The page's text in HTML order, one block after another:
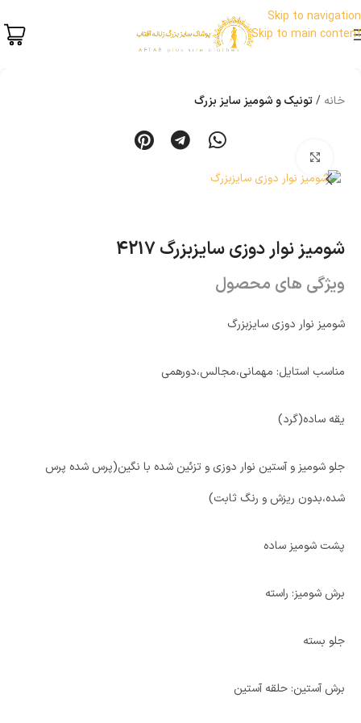
Skip to navigation
Skip to main content
خانه تونیک و شومیز سایز بزرگ
شومیز نوار دوزی سایزبزرگ 4217
ویژگی های محصول
شومیز نوار دوزی سایزبزرگ
مناسب استایل: مهمانی،مجالس،دورهمی
یقه ساده(گرد)
جلو شومیز و آستین نوار دوزی و تزئین شده با نگین(پرس شده پرس
شده،بدون ریزش و رنگ ثابت)
پشت شومیز ساده
برش شومیز: راسته
جلو بسته
برش آستین: حلقه آستین